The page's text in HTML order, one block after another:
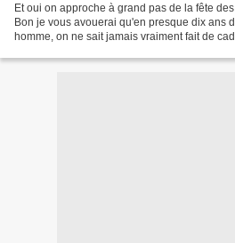
Et oui on approche à grand pas de la fête
Bon je vous avouerai qu'en presque dix ans
homme, on ne sait jamais vraiment fait de